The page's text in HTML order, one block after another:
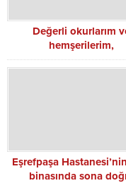
Değerli okurlarım
hemşerilerim,
Eşrefpaşa
binasında sona